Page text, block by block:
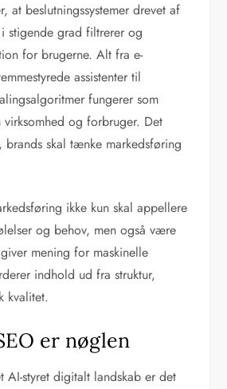
at beslutningssystemer drevet af
stigende grad filtrerer og
for brugerne. Alt fra e-
assistenter til
fungerer som
virksomhed og forbruger. Det
skal tænke markedsføring
ikke kun skal appellere
og behov, men også være
mening for maskinelle
indhold ud fra struktur,
kvalitet.
er nøglen
AI-styret digitalt landskab er det